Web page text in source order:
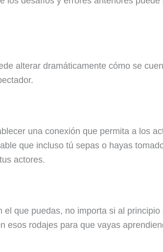
alterar dramáticamente cómo se
una conexión que permita a los
que incluso tú sepas o hayas
actores.
que puedas, no importa si al
esos rodajes para que vayas